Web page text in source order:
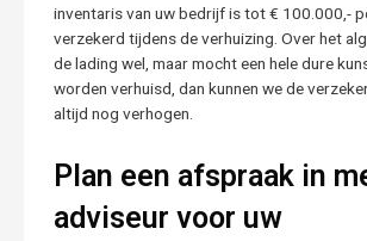
inventaris van uw bedrijf is tot € 100.000,-
verzekerd tijdens de verhuizing. Over het
de lading wel, maar mocht een hele dure
worden verhuisd, dan kunnen we de
altijd nog verhogen.
Plan een afspraak in
adviseur voor uw